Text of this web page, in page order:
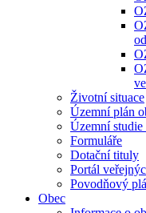
Životní situace
Územní plán
Územní
Formuláře
Dotační tituly
Portál
Povodňový
Obec